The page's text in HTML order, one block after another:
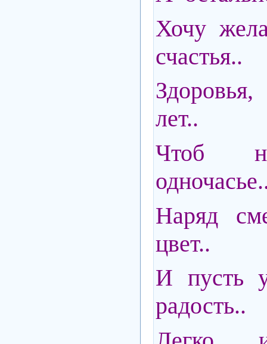
Хочу
счастья..
лет..
Чтоб
Наряд
цвет..
И пусть
радость..